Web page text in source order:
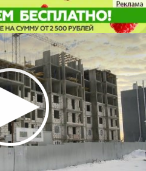
в Заре
заселить в мае
в Заре
заселить в мае
и